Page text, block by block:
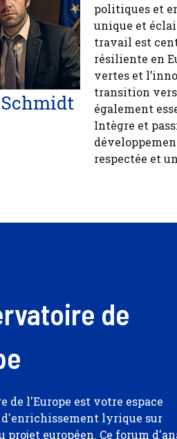
politiques et
unique et
travail est
résiliente en
vertes et
transition vers
également
Intègre et
respectée et
de
de l'Europe est votre espace
d'enrichissement lyrique sur
projet européen. Ce forum